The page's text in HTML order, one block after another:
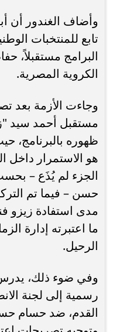
وأضاف الغندور أن
تابع للمنتخبات
البرامج مستقبلاً،
الكروية المصرية.
وجاءت الأزمة
مستقبل أحمد سيد
ظهوره بالبرنامج،
هو الاستمرار داخل
الجزء لم يُذَع –
حسن – فيما تم
مدى استفادة زيزو
ما اعتبرته إدارة
الرحيل.
وفي ضوء ذلك،
رسمية إلى لجنة
القدم، ضد حسام